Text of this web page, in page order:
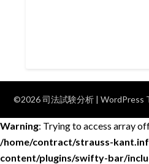
©2026 司法試験分析 | WordPress
Warning: Trying to access array
/home/contract/strauss-
content/plugins/swifty-bar/